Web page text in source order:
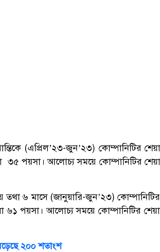
(এপ্রিল’২৩-জুন’২৩) কোম্পানিটির
পয়সা। আলোচ্য সময়ে কোম্পানিটির
তথা ৬ মাসে (জানুয়ারি-জুন’২৩)
পয়সা। আলোচ্য সময়ে কোম্পানিটির
২০০ শতাংশ